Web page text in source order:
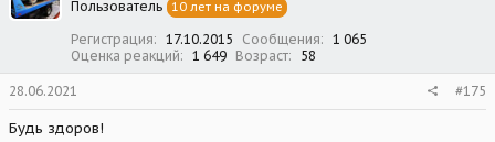
Пользователь 10 лет на форуме
Регистрация 17.10.2015 Сообщения
1 065
Оценка реакций
1 649 Возраст 58
28.06.2021 #175
Будь здоров!